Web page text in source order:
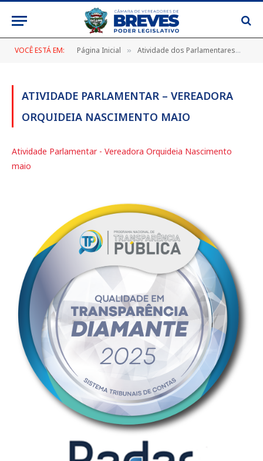
VOCÊ ESTÁ EM: Página Inicial » Atividade dos Parlamentares
ATIVIDADE PARLAMENTAR – VEREADORA
ORQUIDEIA NASCIMENTO MAIO
Atividade Parlamentar - Vereadora Orquideia Nascimento
maio